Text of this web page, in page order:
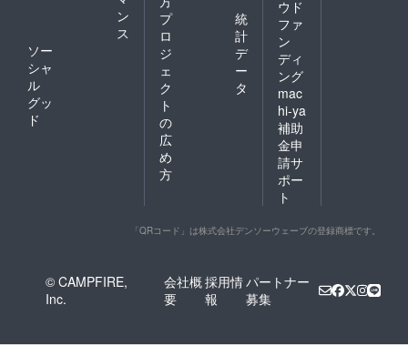
ン
ス
ソー
シャ
ル
グッ
ド
プ
ロ
ジ
ェ
ク
ト
の
広
め
方
統
計
デ
ー
タ
ウド
ファ
ン
ディ
ング
mac
hi-ya
補助
金申
請サ
ポー
ト
「QRコード」は株式会社デンソーウェーブの登録商標です。
© CAMPFIRE,
Inc.
会社概
要
採用情
報
パートナー
募集